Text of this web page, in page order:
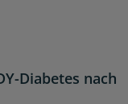
Diabetes nach